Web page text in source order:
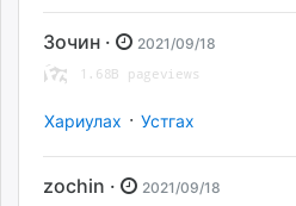
Зочин · 2021/09/18
Хариулах · Устгах
zochin · 2021/09/18